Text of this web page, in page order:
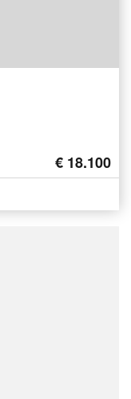
€ 18.100